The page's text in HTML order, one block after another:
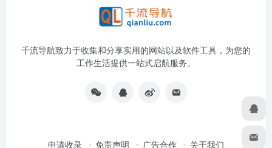
千流导航致力于收集和分享实用的网站以及软件工具，为您的
工作生活提供一站式启航服务。
申请收录 免责声明 广告合作 关于我们